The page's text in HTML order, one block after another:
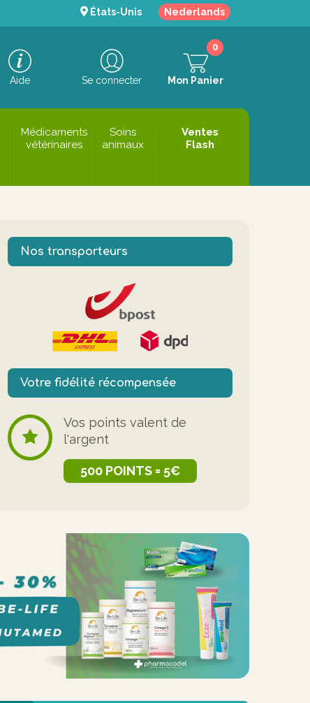
États-Unis Nederlands
Aide Se connecter Mon Panier
0
Médicaments
vétérinaires
Soins
animaux
Ventes
Flash
Nos transporteurs
Votre fidélité récompensée
Vos points valent de
l'argent
500 POINTS = 5€